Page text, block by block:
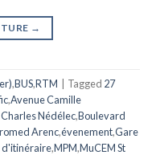
→
,BUS,RTM Tagged 27
,Avenue Camille
Nédélec,Boulevard
Arenc,évenement,Gare
d'itinéraire,MPM,MuCEM St